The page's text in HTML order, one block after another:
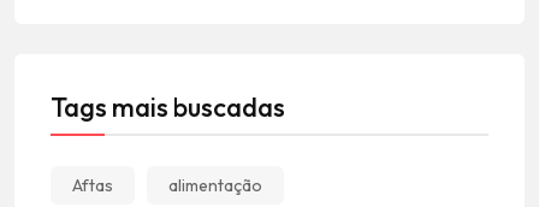
Tags mais buscadas
Aftas alimentação